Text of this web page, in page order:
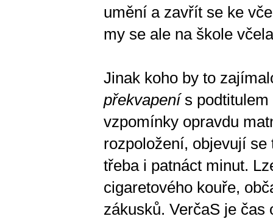
umění a zavřít se ke
my se ale na škole
Jinak koho by to
překvapenís podtitulem
vzpomínky opravdu
rozpoložení, objevují
třeba i patnáct minut.
cigaretového kouře,
zákusků. VerčaS je